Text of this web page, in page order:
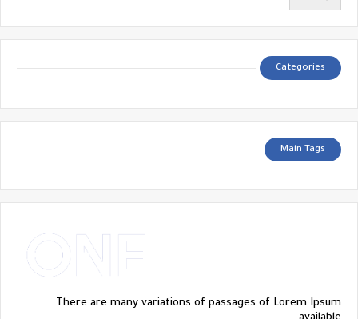
Categories
Main Tags
There are many variations of passages of Lorem Ipsum